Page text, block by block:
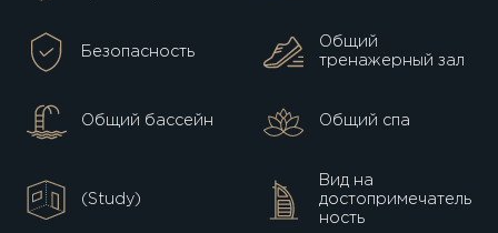
Безопасность
Общий
тренажерный зал
Общий бассейн Общий спа
(Study)
Вид на
достопримечатель
ность